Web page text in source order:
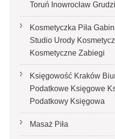
Toruń Inowrocław
Kosmetyczka Piła
Studio Urody
Kosmetyczne Zabiegi
Księgowość Kraków
Podatkowe Księgowe
Podatkowy Księgowa
Masaż Piła